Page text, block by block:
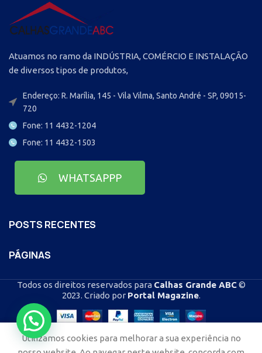
Atuamos no ramo da INDÚSTRIA, COMÉRCIO E INSTALAÇÃO
de diversos tipos de produtos,
Endereço: R. Marília, 145 - Vila Vilma, Santo André - SP, 09015-
720
Fone: 11 4432-1204
Fone: 11 4432-1503
WHATSAPPP
POSTS RECENTES
PÁGINAS
Todos os direitos reservados para Calhas Grande ABC©
2023. Criado por Portal Magazine.
Utilizamos cookies para melhorar a sua experiência no